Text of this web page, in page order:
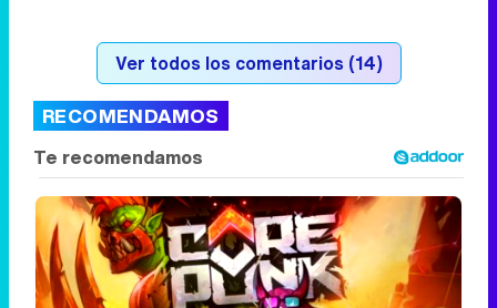
Ver todos los comentarios (14)
RECOMENDAMOS